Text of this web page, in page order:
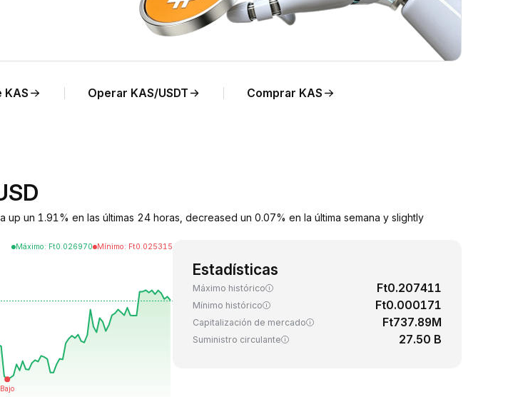
KAS Operar KAS/USDT Comprar KAS
un 1.91% en las últimas 24 horas, decreased un 0.07% en la última semana y slightly
Máximo: Ft0.026970 Mínimo: Ft0.025315
Estadísticas
Máximo histórico Ft0.207411
Mínimo histórico Ft0.000171
Capitalización de mercado Ft737.89M
Suministro circulante 27.50 B